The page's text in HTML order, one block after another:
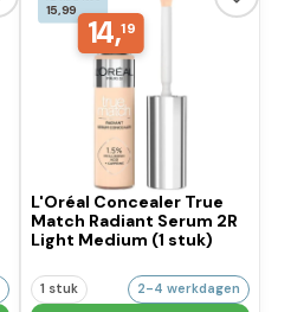
15,99
14,19
L'Oréal Concealer True
Match Radiant Serum 2R
Light Medium (1 stuk)
1 stuk 2-4 werkdagen